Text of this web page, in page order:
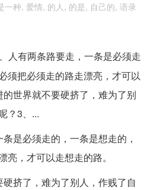
一种, 爱情, 的人 , 的是, 自己的, 语录
人有两条路要走，一条是必须走
须把必须走的路走漂亮，才可以
世界就不要硬挤了，难为了别
？3、...
是必须走的，一条是想走的，
，才可以走想走的路。
挤了，难为了别人，作贱了自